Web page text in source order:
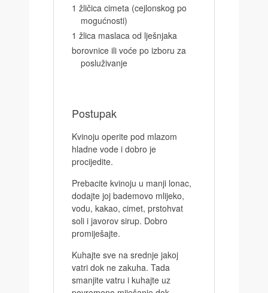
1 žličica cimeta (cejlonskog po
mogućnosti)
1 žlica maslaca od lješnjaka
borovnice ili voće po izboru za
posluživanje
Postupak
Kvinoju operite pod mlazom
hladne vode i dobro je
procijedite.
Prebacite kvinoju u manji lonac,
dodajte joj bademovo mlijeko,
vodu, kakao, cimet, prstohvat
soli i javorov sirup. Dobro
promiješajte.
Kuhajte sve na srednje jakoj
vatri dok ne zakuha. Tada
smanjite vatru i kuhajte uz